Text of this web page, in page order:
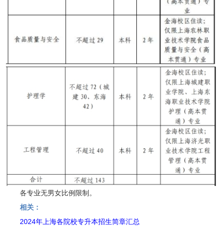
各专业无男女比例限制。
相关：
2024年上海各院校专升本招生简章汇总